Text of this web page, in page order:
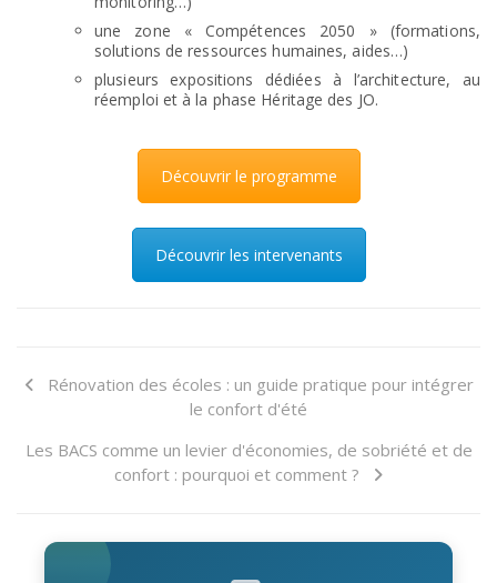
une zone « Compétences 2050 » (formations,
solutions de ressources humaines, aides…)
plusieurs expositions dédiées à l’architecture, au
réemploi et à la phase Héritage des JO.
Découvrir le programme
Découvrir les intervenants
Rénovation des écoles : un guide pratique pour intégrer
le confort d'été
Les BACS comme un levier d'économies, de sobriété et de
confort : pourquoi et comment ?